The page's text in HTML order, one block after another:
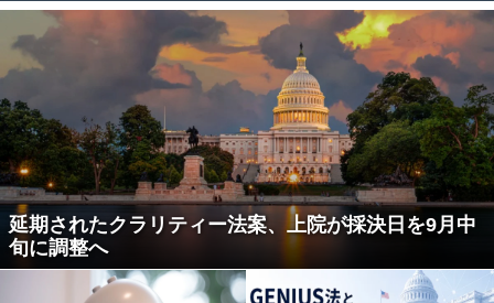
延期されたクラリティー法案、上院が採決日を9月中
旬に調整へ